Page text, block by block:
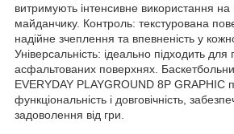
витримують інтенсивне використання на
майданчику. Контроль: текстурована
надійне зчеплення та впевненість у
Універсальність: ідеально підходить для
асфальтованих поверхнях.
EVERYDAY PLAYGROUND 8P GRAPHIC
функціональність і довговічність,
задоволення від гри.